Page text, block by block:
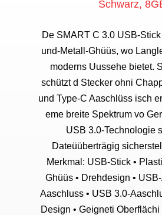
Schwarz,
De SMART C 3.0 USB-
und-Metall-Ghüüs, wo
moderns Uussehe bietet.
schützt d Stecker ohni
und Type-C Aaschlüss isch
eme breite Spektrum vo
USB 3.0-Technologie
Dateüüberträgig
Merkmal: USB-Stick •
Ghüüs • Drehdesign •
Aaschluss • USB 3.0-
Design • Geigneti Oberflächi